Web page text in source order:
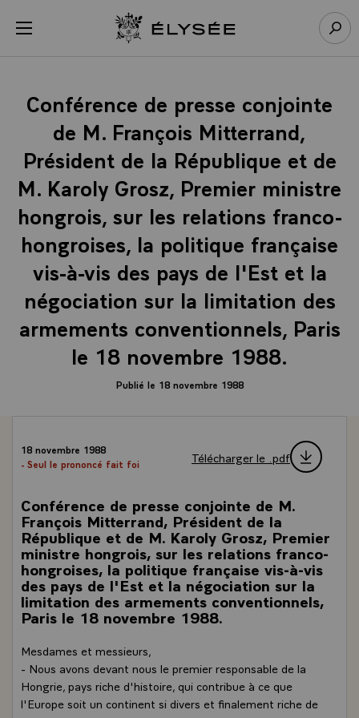
menu Retour à l’accueil Élysée
Conférence de presse conjointe
de M. François Mitterrand,
Président de la République et de
M. Karoly Grosz, Premier ministre
hongrois, sur les relations franco-
hongroises, la politique française
vis-à-vis des pays de l'Est et la
négociation sur la limitation des
armements conventionnels, Paris
le 18 novembre 1988.
Publié le 18 novembre 1988
18 novembre 1988
- Seul le prononcé fait foi
Télécharger le .pdf
Conférence de presse conjointe de M.
François Mitterrand, Président de la
République et de M. Karoly Grosz, Premier
ministre hongrois, sur les relations franco-
hongroises, la politique française vis-à-vis
des pays de l'Est et la négociation sur la
limitation des armements conventionnels,
Paris le 18 novembre 1988.
Mesdames et messieurs,
- Nous avons devant nous le premier responsable de la
Hongrie, pays riche d'histoire, qui contribue à ce que
l'Europe soit un continent si divers et finalement riche de
Panneau de gestion des cookies